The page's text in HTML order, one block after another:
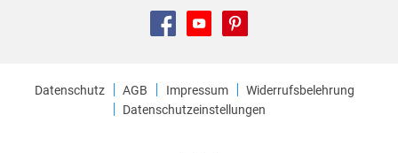
Datenschutz AGB Impressum
Widerrufsbelehrung
Datenschutzeinstellungen